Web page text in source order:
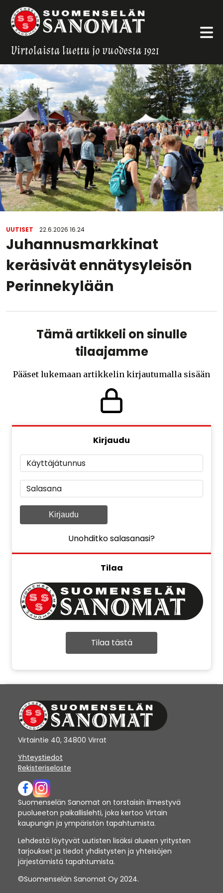
Virtolaista luettu jo vuodesta 1921
UUTISET 22.6.2026 16.24
Juhannusmarkkinat
keräsivät ennätysyleisön
Perinnekylään
Tämä artikkeli on sinulle
tilaajamme
Pääset lukemaan artikkelin kirjautumalla sisään
Kirjaudu
Käyttäjätunnus
Salasana
Kirjaudu
Unohditko salasanasi?
Tilaa
Tilaa tästä
Virtaintie 40, 34800 Virrat
Yhteystiedot
Rekisteriseloste
Suomenselän Sanomat on torstaisin ilmestyvä
puolueeton paikallislehti, joka kertoo Virtain
kaupungin ja ympäristön tapahtumista.
Lehdestä löytyvät uutisten lisäksi alueen yritysten
tarjoukset ja tiedot yhdistysten ja yhteisöjen
järjestämistä tapahtumista.
©Suomenselän Sanomat Oy 2024.